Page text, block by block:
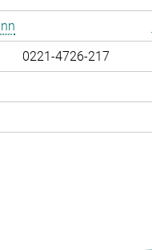
0221-4726-217